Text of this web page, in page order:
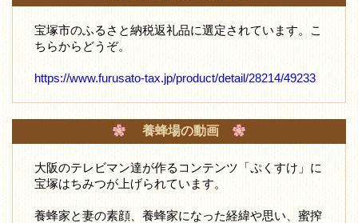
宝塚市のふるさと納税返礼品に選定されています。こ
ちらからどうぞ。
https://www.furusato-tax.jp/product/detail/28214/49233
養蜂場の動画
大阪のテレビマン達が作るコンテンツ「ぷくすけ」に
宝塚はちみつが上げられています。
養蜂家と妻の素顔、養蜂家になった経緯や思い、蜜搾